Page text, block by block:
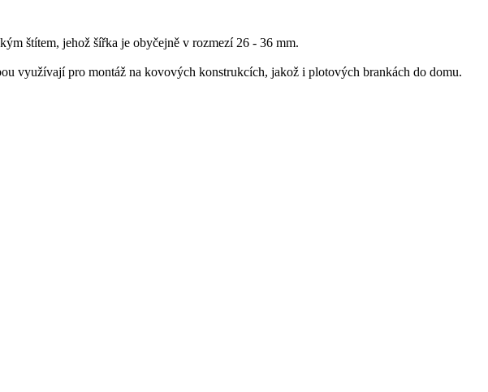
štítem, jehož šířka je obyčejně v rozmezí 26 - 36 mm.
využívají pro montáž na kovových konstrukcích, jakož i plotových brankách do domu.